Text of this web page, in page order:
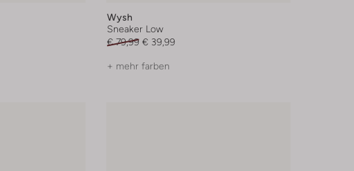
Wysh
Sneaker Low
€ 79,99 € 39,99
+ mehr farben